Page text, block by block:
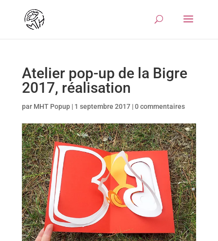
Atelier pop-up de la Bigre
2017, réalisation
par MHT Popup| 1 septembre 2017|0 commentaires